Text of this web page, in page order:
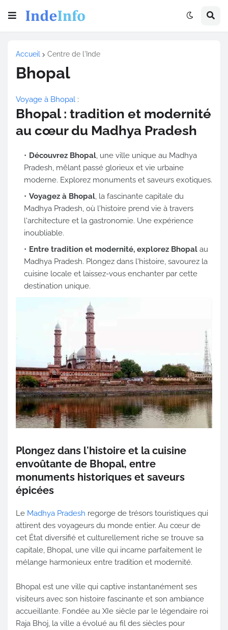
Accueil Centre de l'Inde
Bhopal
Voyage à Bhopal :
Bhopal : tradition et modernité
au cœur du Madhya Pradesh
Découvrez Bhopal, une ville unique au Madhya
Pradesh, mêlant passé glorieux et vie urbaine
moderne. Explorez monuments et saveurs exotiques.
Voyagez à Bhopal, la fascinante capitale du
Madhya Pradesh, où l'histoire prend vie à travers
l'architecture et la gastronomie. Une expérience
inoubliable.
Entre tradition et modernité, explorez Bhopal au
Madhya Pradesh. Plongez dans l'histoire, savourez la
cuisine locale et laissez-vous enchanter par cette
destination unique.
Plongez dans l'histoire et la cuisine
envoûtante de Bhopal, entre
monuments historiques et saveurs
épicées
Le Madhya Pradesh regorge de trésors touristiques qui
attirent des voyageurs du monde entier. Au cœur de
cet État diversifié et culturellement riche se trouve sa
capitale, Bhopal, une ville qui incarne parfaitement le
mélange harmonieux entre tradition et modernité.
Bhopal est une ville qui captive instantanément ses
visiteurs avec son histoire fascinante et son ambiance
accueillante. Fondée au XIe siècle par le légendaire roi
Raja Bhoj, la ville a évolué au fil des siècles pour